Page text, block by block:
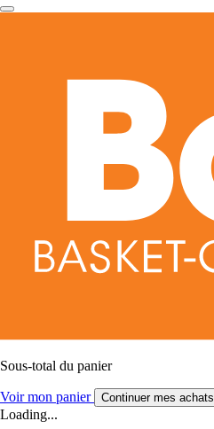
Sous-total du panier
Voir mon panier Continuer mes achats
Loading...